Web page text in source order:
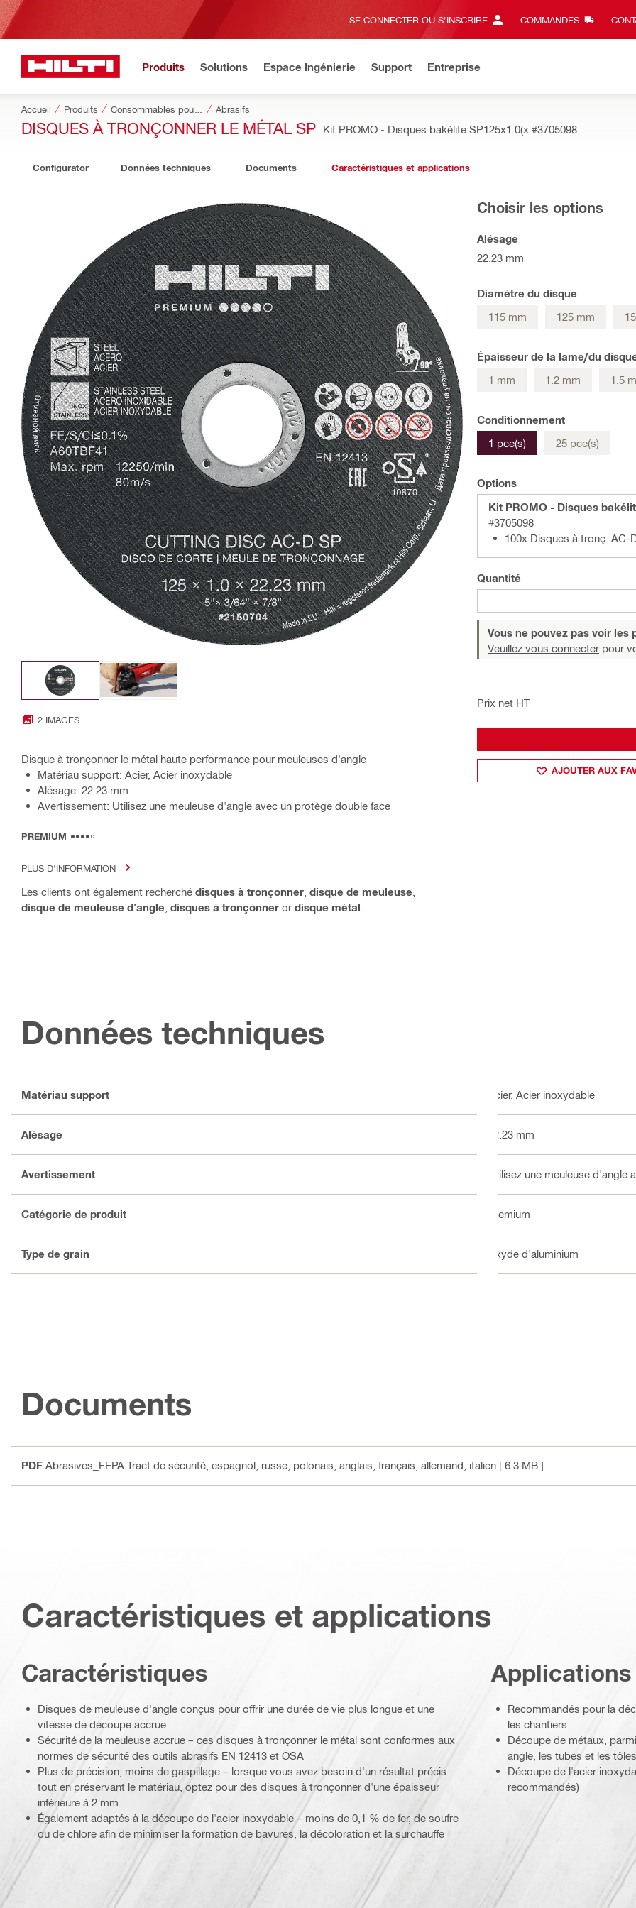
SE CONNECTER OU S'INSCRIRE COMMANDES
Produits Solutions Espace Ingénierie Support Entreprise
Accueil Produits Abrasifs
DISQUES À TRONÇONNER LE MÉTAL SP Kit PROMO - Disques bakélite SP125x1.0(x #3705098
Configurator Données techniques Documents Caractéristiques et applications
2 IMAGES
Disque à tronçonner le métal haute performance pour meuleuses d'angle
Matériau support: Acier, Acier inoxydable
Alésage: 22.23 mm
Avertissement: Utilisez une meuleuse d'angle avec un protège double face
PREMIUM
PLUS D'INFORMATION
Les clients ont également recherché disques à tronçonner disque de meuleuse
disque de meuleuse d'angle disques à tronçonner or disque métal
Choisir les options
Alésage
22.23 mm
Diamètre du disque
115 mm
125 mm
Épaisseur de la lame/du
1 mm
1.2 mm 1.5
Conditionnement
1 pce(s)
25 pce(s)
Options
Kit PROMO - Disques
#3705098
100x Disques à tronç. AC-
Quantité
Vous ne pouvez pas voir les
Veuillez vous connecter pour
Prix net HT
AJOUTER AUX
Données techniques
Matériau support Acier, Acier inoxydable
Alésage 22.23 mm
Avertissement Utilisez une meuleuse
Catégorie de produit Premium
Type de grain Oxyde d'aluminium
Documents
PDF Abrasives_FEPA Tract de sécurité , espagnol, russe, polonais, anglais, français, allemand, italien [ 6.3 MB ]
Caractéristiques et applications
Caractéristiques
Disques de meuleuse d'angle conçus pour offrir une durée de vie plus longue et une
vitesse de découpe accrue
Sécurité de la meuleuse accrue – ces disques à tronçonner le métal sont conformes aux
normes de sécurité des outils abrasifs EN 12413 et OSA
Plus de précision, moins de gaspillage – lorsque vous avez besoin d'un résultat précis
tout en préservant le matériau, optez pour des disques à tronçonner d'une épaisseur
inférieure à 2 mm
Également adaptés à la découpe de l'acier inoxydable – moins de 0,1 % de fer, de soufre
ou de chlore afin de minimiser la formation de bavures, la décoloration et la surchauffe
Applications
Recommandés pour la
les chantiers
Découpe de métaux,
angle, les tubes et les tôles
Découpe de l'acier
recommandés)